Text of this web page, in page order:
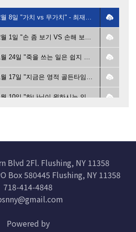
39. 2024년 12월 8일 "가치 vs 무가치" - 최재홍 목사
38. 2024년 12월 1일 "손 좀 보기 VS 손해 보기" - 최재홍 목사
37. 2024년 11월 24일 "죽을 쓰는 일은 쉽지 않습니다" - 최재홍 목사
36. 2024년 11월 17일 "지금은 영적 골든타임입니다" - 최재홍 목사
35. 2024년 11월 10일 "하나님이 원하시는 인생을 사는가" - 최재홍 목사
31. 2024년 10월 13일 "신앙생활의 딜레마" - 최재홍 목사
Blvd 2Fl. Flushing, NY 11358
Box 580445 Flushing, NY 11358
718-414-4848
Powered by